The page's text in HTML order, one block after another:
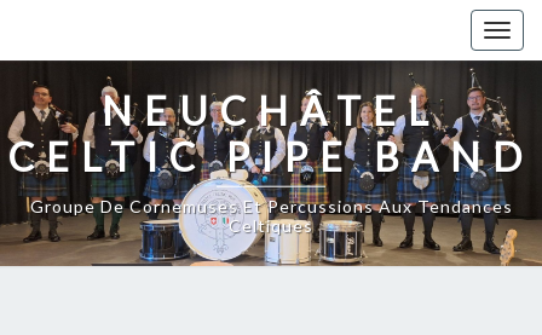
NEUCHÂTEL
CELTIC PIPE BAND
Groupe De Cornemuses Et Percussions Aux Tendances
Celtiques